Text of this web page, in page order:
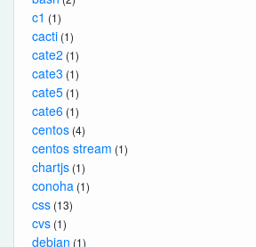
c1 (1)
cacti (1)
cate2 (1)
cate3 (1)
cate5 (1)
cate6 (1)
centos (4)
centos stream (1)
chartjs (1)
conoha (1)
css (13)
cvs (1)
debian (1)